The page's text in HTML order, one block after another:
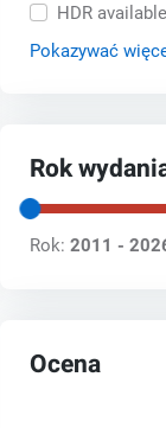
HDR available
Pokazywać
Rok
Rok:2011 -
Ocena